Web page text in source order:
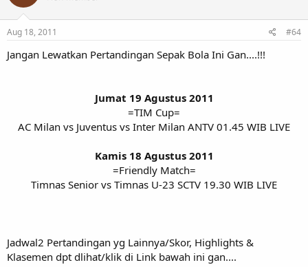
Aug 18, 2011 #64
Jangan Lewatkan Pertandingan Sepak Bola Ini Gan....!!!
Jumat 19 Agustus 2011
=TIM Cup=
AC Milan vs Juventus vs Inter Milan ANTV 01.45 WIB LIVE
Kamis 18 Agustus 2011
=Friendly Match=
Timnas Senior vs Timnas U-23 SCTV 19.30 WIB LIVE​
Jadwal2 Pertandingan yg Lainnya/Skor, Highlights &
Klasemen dpt dlihat/klik di Link bawah ini gan....